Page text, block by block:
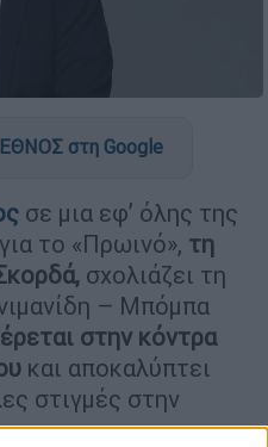
στη Google
σε μια εφ’ όλης της
το «Πρωινό», τη
σχολιάζει τη
– Μπόμπα
στην κόντρα
και αποκαλύπτει
στιγμές στην